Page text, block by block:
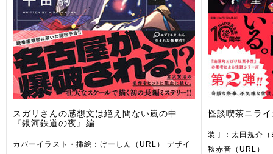
スガリさんの感想文は絶え間ない嵐の中
『銀河鉄道の夜』編
カバーイラスト・挿絵：けーしん（URL） デザイ
怪談喫茶ニラ
装丁：太田規介
秋赤音（URL）